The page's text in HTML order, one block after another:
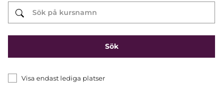
Visa endast lediga platser